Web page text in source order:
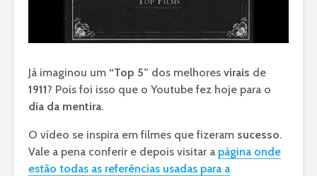
Já imaginou um “Top 5” dos melhores virais de
1911? Pois foi isso que o Youtube fez hoje para o
dia da mentira.
O vídeo se inspira em filmes que fizeram sucesso.
Vale a pena conferir e depois visitar a página onde
estão todas as referências usadas para a